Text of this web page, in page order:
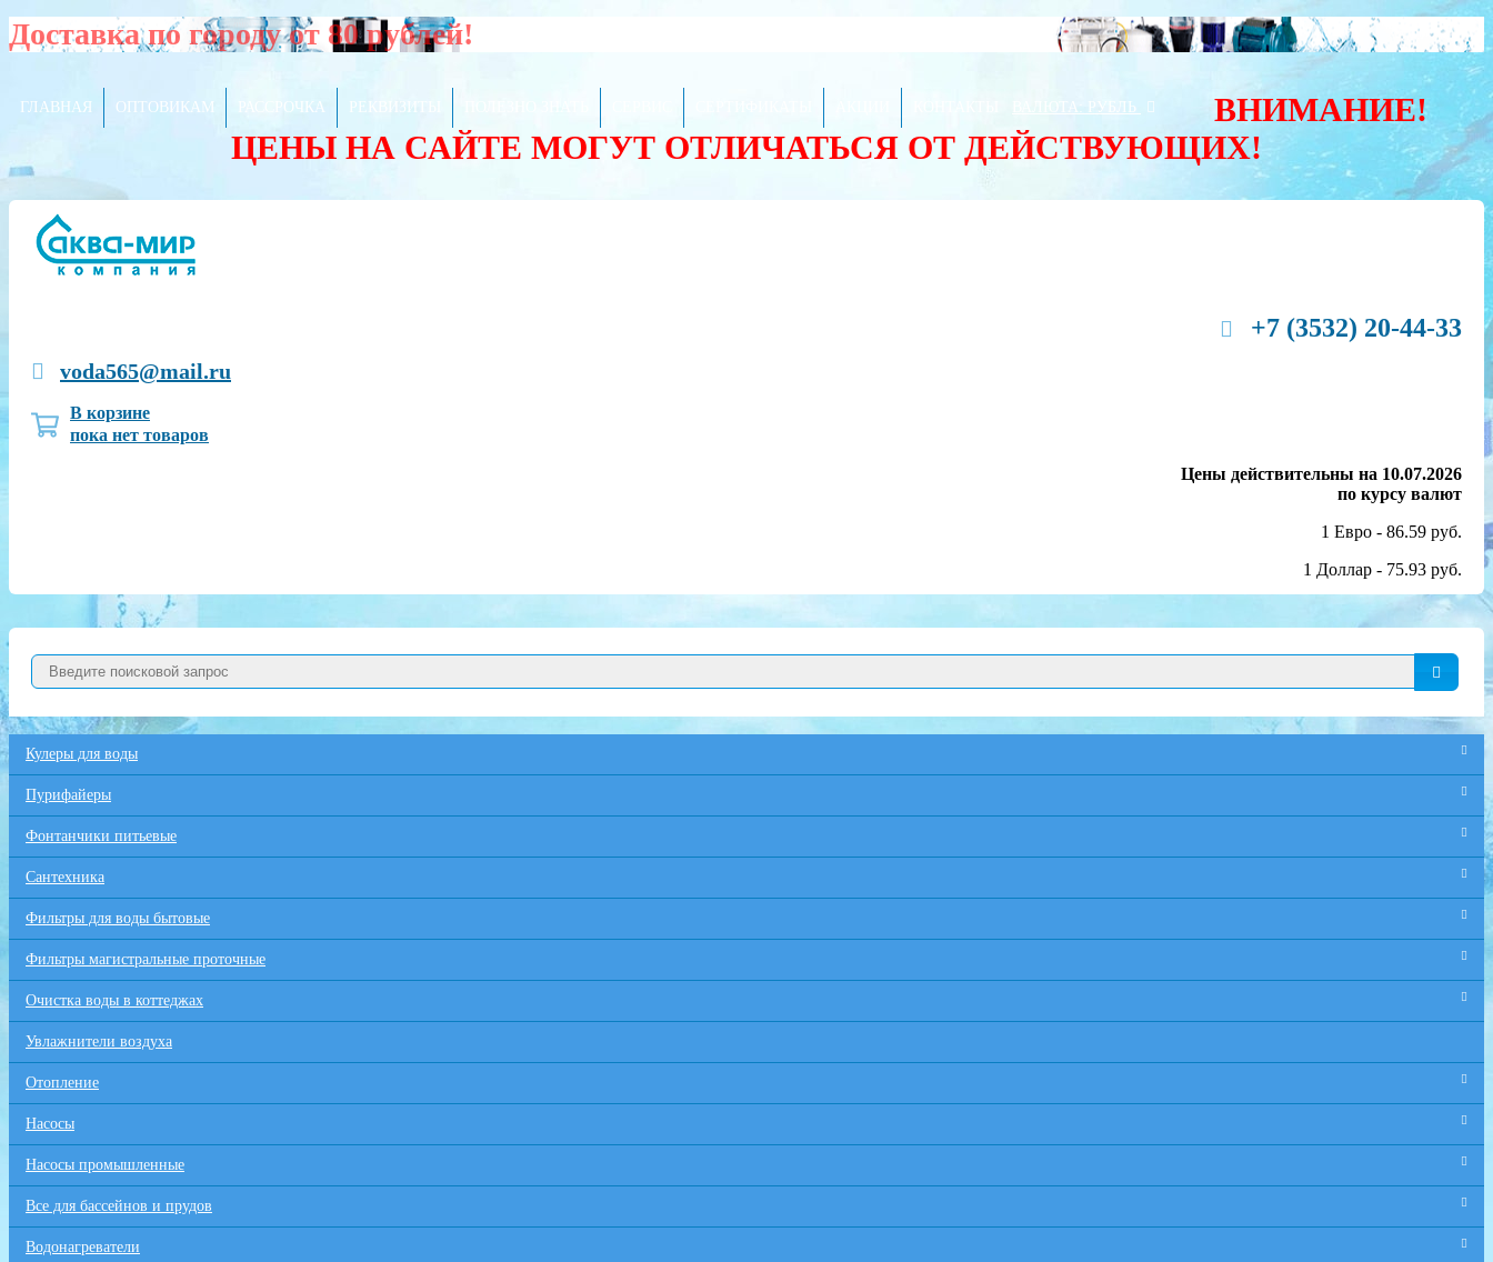
Доставка по городу от 80 рублей!
ГЛАВНАЯ ОПТОВИКАМ РАССРОЧКА РЕКВИЗИТЫ ВАЛЮТА: РУБЛЬ
ВНИМАНИЕ!
ЦЕНЫ НА САЙТЕ МОГУТ ОТЛИЧАТЬСЯ ОТ ДЕЙСТВУЮЩИХ!
+7 (3532) 20-44-33
voda565@mail.ru
В корзине
пока нет товаров
Цены действительны на 10.07.2026
по курсу валют
1 Евро - 86.59 руб.
1 Доллар - 75.93 руб.
Кулеры для воды
Пурифайеры
Фонтанчики питьевые
Сантехника
Фильтры для воды бытовые
Фильтры магистральные проточные
Очистка воды в коттеджах
Увлажнители воздуха
Отопление
Насосы
Насосы промышленные
Все для бaссейнов и прудов
Водонагреватели